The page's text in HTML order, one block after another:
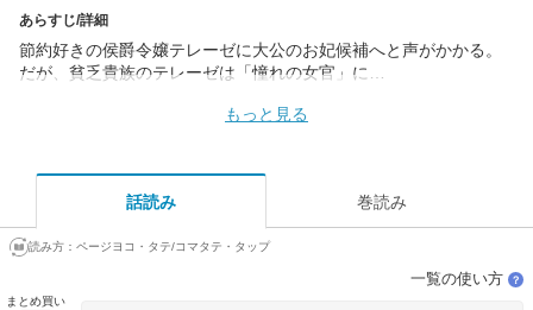
あらすじ/詳細
節約好きの侯爵令嬢テレーゼに大公のお妃候補へと声がかかる。
だが、貧乏貴族のテレーゼは「憧れの女官」に…
もっと見る
話読み 巻読み
読み方： ページヨコ・タテ/コマタテ・タップ
まとめ買い
一覧の使い方 ？